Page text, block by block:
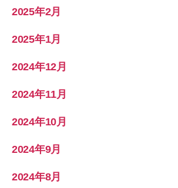
2025年2月
2025年1月
2024年12月
2024年11月
2024年10月
2024年9月
2024年8月